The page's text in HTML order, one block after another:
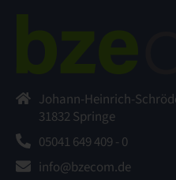
Johann-Heinrich-
31832 Springe
05041 649 409 - 0
info@bzecom.de